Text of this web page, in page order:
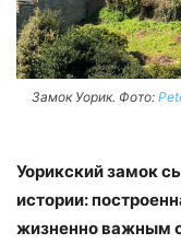
Замок Уорик. Фото:
Уорикский замок
истории:
жизненно важным